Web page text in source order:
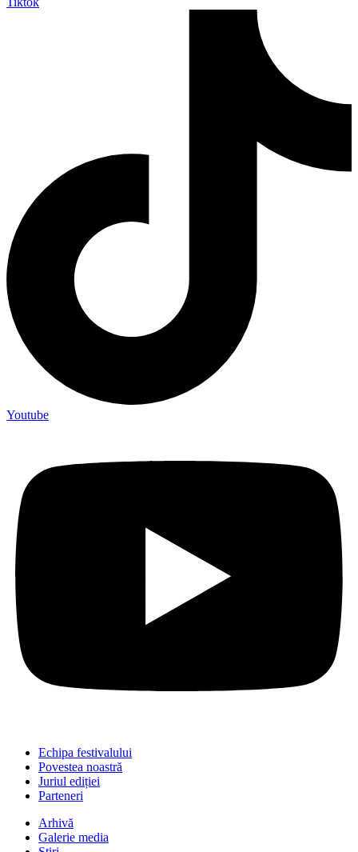
Youtube
Echipa festivalului
Povestea noastră
Juriul ediției
Parteneri
Arhivă
Galerie media